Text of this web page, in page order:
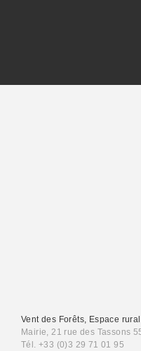
Vent des Forêts, Espace
Mairie, 21 rue des Tassons
Tél. +33 (0)3 29 71 01 95